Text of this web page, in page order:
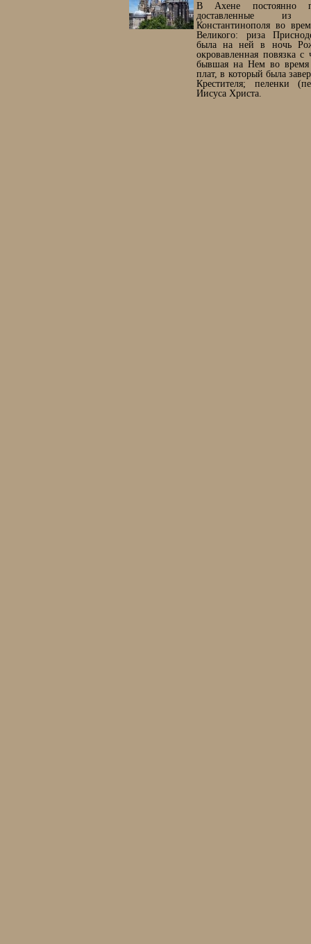
В Ахене постоянно
доставленные
Константинополя во
Великого: риза
была на ней в ночь
окровавленная повязка
бывшая на Нем во время
плат, в который была
Крестителя; пеленки
Иисуса Христа.